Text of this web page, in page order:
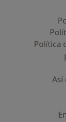
Política
Así